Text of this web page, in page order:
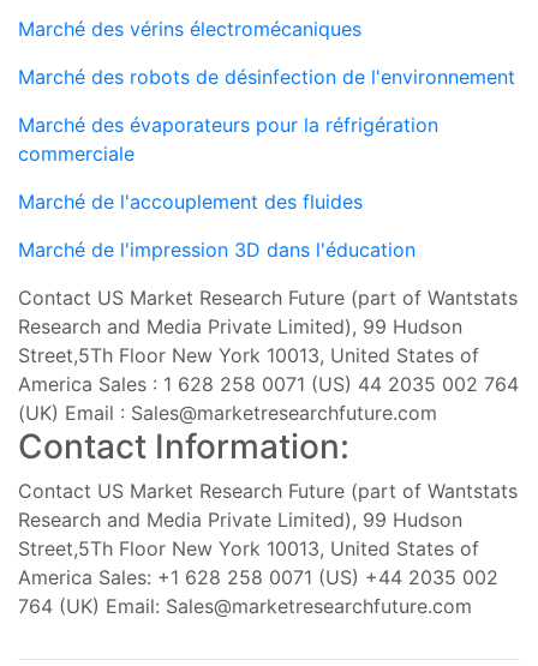
Marché des vérins électromécaniques
Marché des robots de désinfection de l'environnement
Marché des évaporateurs pour la réfrigération
commerciale
Marché de l'accouplement des fluides
Marché de l'impression 3D dans l'éducation
Contact US Market Research Future (part of Wantstats
Research and Media Private Limited), 99 Hudson
Street,5Th Floor New York 10013, United States of
America Sales : 1 628 258 0071 (US) 44 2035 002 764
(UK) Email : Sales@marketresearchfuture.com
Contact Information:
Contact US Market Research Future (part of Wantstats
Research and Media Private Limited), 99 Hudson
Street,5Th Floor New York 10013, United States of
America Sales: +1 628 258 0071 (US) +44 2035 002
764 (UK) Email: Sales@marketresearchfuture.com